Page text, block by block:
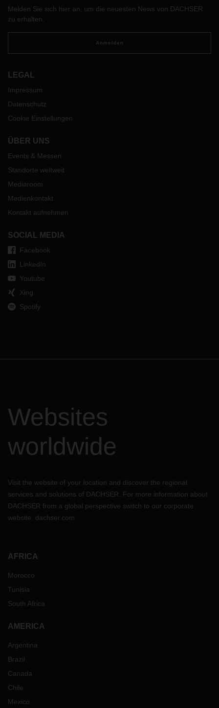
Melden Sie sich hier an, um die neuesten News von DACHSER
zu erhalten.
Anmelden
LEGAL
Impressum
Datenschutz
Cookie Einstellungen
ÜBER UNS
Events & Messen
Standorte weltweit
Mediaroom
Medienkontakt
Kontakt aufnehmen
SOCIAL MEDIA
Facebook
LinkedIn
Youtube
Xing
Spotify
Websites
worldwide
Visit the website of your location and discover the regional
services and solutions of DACHSER. For more information about
DACHSER from a global perspective switch to our corporate
website: dachser.com
AFRICA
Morocco
Tunisia
South Africa
AMERICA
Argentina
Brazil
Canada
Chile
Mexico